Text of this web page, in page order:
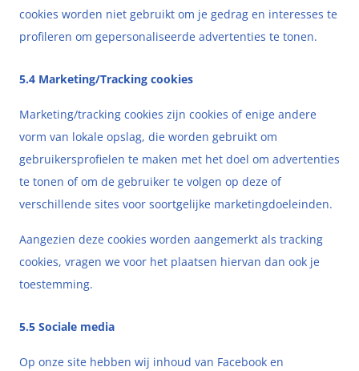
cookies worden niet gebruikt om je gedrag en interesses te
profileren om gepersonaliseerde advertenties te tonen.
5.4 Marketing/Tracking cookies
Marketing/tracking cookies zijn cookies of enige andere
vorm van lokale opslag, die worden gebruikt om
gebruikersprofielen te maken met het doel om advertenties
te tonen of om de gebruiker te volgen op deze of
verschillende sites voor soortgelijke marketingdoeleinden.
Aangezien deze cookies worden aangemerkt als tracking
cookies, vragen we voor het plaatsen hiervan dan ook je
toestemming.
5.5 Sociale media
Op onze site hebben wij inhoud van Facebook en